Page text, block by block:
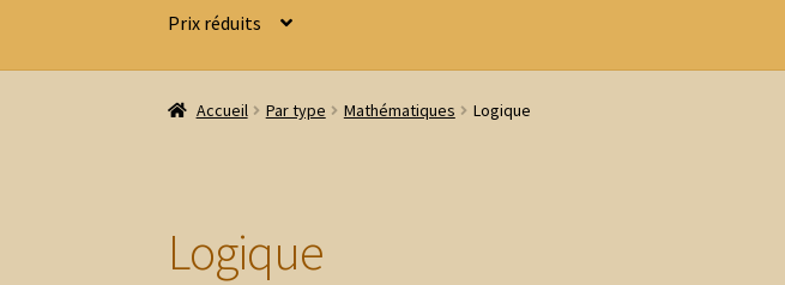
Prix réduits
Accueil Par type Mathématiques Logique
Logique